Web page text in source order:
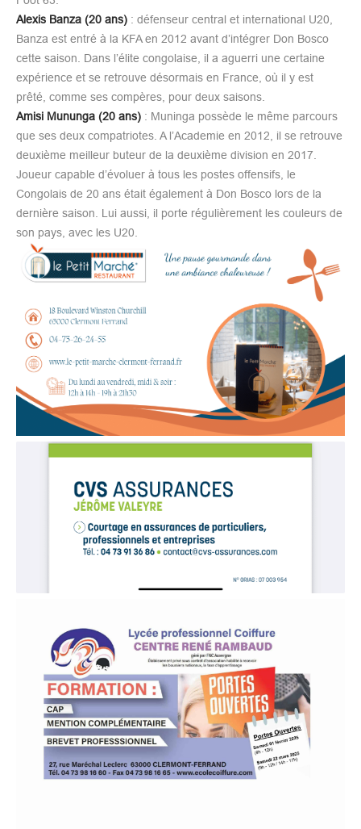
Alexis Banza (20 ans) : défenseur central et international U20,
Banza est entré à la KFA en 2012 avant d’intégrer Don Bosco
cette saison. Dans l’élite congolaise, il a aguerri une certaine
expérience et se retrouve désormais en France, où il y est
prêté, comme ses compères, pour deux saisons.
Amisi Mununga (20 ans) : Muninga possède le même parcours
que ses deux compatriotes. A l’Academie en 2012, il se retrouve
deuxième meilleur buteur de la deuxième division en 2017.
Joueur capable d’évoluer à tous les postes offensifs, le
Congolais de 20 ans était également à Don Bosco lors de la
dernière saison. Lui aussi, il porte régulièrement les couleurs de
son pays, avec les U20.